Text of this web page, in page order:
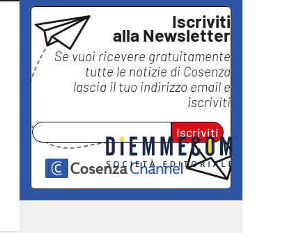
Iscriviti
alla Newsletter
Se vuoi ricevere gratuitamente
tutte le notizie di Cosenza
lascia il tuo indirizzo email e
iscriviti
Iscriviti
lacplay.it
lactv.it
laconair.it
lacitymag.it
lacapitalenews.it
ilreggino.it
ilvibonese.it
catanzarochannel.it